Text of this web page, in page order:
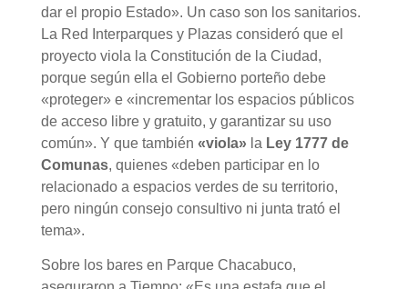
dar el propio Estado». Un caso son los sanitarios.
La Red Interparques y Plazas consideró que el
proyecto viola la Constitución de la Ciudad,
porque según ella el Gobierno porteño debe
«proteger» e «incrementar los espacios públicos
de acceso libre y gratuito, y garantizar su uso
común». Y que también «viola»la Ley 1777 de
Comunas, quienes «deben participar en lo
relacionado a espacios verdes de su territorio,
pero ningún consejo consultivo ni junta trató el
tema».
Sobre los bares en Parque Chacabuco,